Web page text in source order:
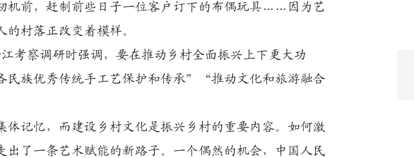
前，赶制前些日子一位客户订下的布偶玩具……因为艺
的村落正改变着模样。
察调研时强调，要在推动乡村全面振兴上下更大功
族优秀传统手工艺保护和传承”“推动文化和旅游融合
记忆，而建设乡村文化是振兴乡村的重要内容。如何激
出了一条艺术赋能的新路子。一个偶然的机会，中国人民